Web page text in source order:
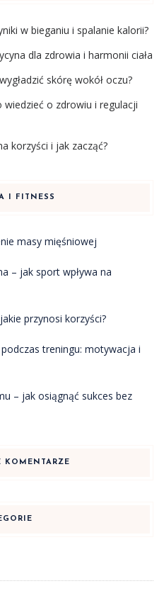
w bieganiu i spalanie kalorii?
dla zdrowia i harmonii ciała
skórę wokół oczu?
o zdrowiu i regulacji
korzyści i jak zacząć?
I FITNESS
masy mięśniowej
– jak sport wpływa na
przynosi korzyści?
treningu: motywacja i
– jak osiągnąć sukces bez
KOMENTARZE